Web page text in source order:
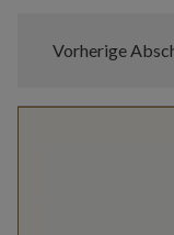
Vorherige